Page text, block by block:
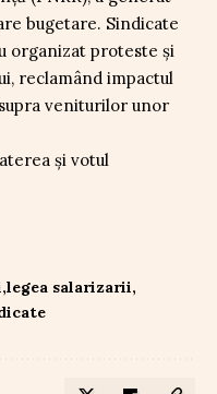
bugetare. Sindicate
organizat proteste și
reclamând impactul
veniturilor unor
și votul
legea salarizarii